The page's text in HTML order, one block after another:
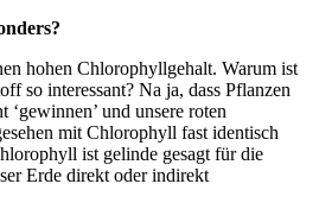
hohen Chlorophyllgehalt. Warum ist
so interessant? Na ja, dass Pflanzen
und unsere roten
mit Chlorophyll fast identisch
ist gelinde gesagt für die
Erde direkt oder indirekt